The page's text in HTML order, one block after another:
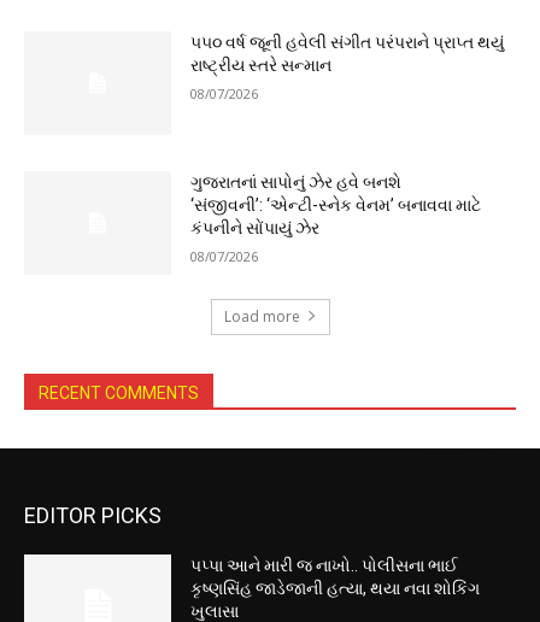
૫૫૦ વર્ષ જૂની હવેલી સંગીત પરંપરાને પ્રાપ્ત થયું
રાષ્ટ્રીય સ્તરે સન્માન
08/07/2026
ગુજરાતનાં સાપોનું ઝેર હવે બનશે
‘સંજીવની’: ‘એન્ટી-સ્નેક વેનમ’ બનાવવા માટે
કંપનીને સોંપાયું ઝેર
08/07/2026
Load more
RECENT COMMENTS
EDITOR PICKS
પપ્પા આને મારી જ નાખો.. પોલીસના ભાઈ
કૃષ્ણસિંહ જાડેજાની હત્યા, થયા નવા શોકિંગ
ખુલાસા